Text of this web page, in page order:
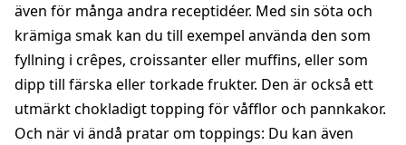
även för många andra receptidéer. Med sin söta och
krämiga smak kan du till exempel använda den som
fyllning i crêpes, croissanter eller muffins, eller som
dipp till färska eller torkade frukter. Den är också ett
utmärkt chokladigt topping för våfflor och pannkakor.
Och när vi ändå pratar om toppings: Du kan även